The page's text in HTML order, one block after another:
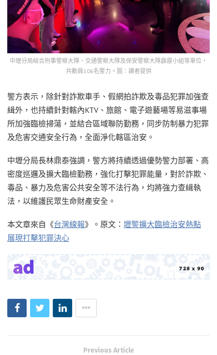
中壢分局結合刑事警察大隊、交通警察大隊及保安警察大隊霹靂小組等單位，
共動員106名警力。圖：讀者提供
警方表示，除針對詐欺車手、假網拍詐欺及毒品犯罪加強查
緝外，也持續針對轄內KTV、旅館、電子遊藝場等易滋事場
所加強臨檢掃蕩，並結合區域聯防勤務，同步防制暴力犯罪
及危害交通安全行為，全面淨化轄區治安。
中壢分局長林鼎泰強調，警方將持續透過優勢警力部署、高
密度巡邏及擴大臨檢勤務，強化打擊犯罪能量，對於詐欺、
毒品、暴力及危害公共安全等不法行為，均將強力查緝執
法，以維護民眾生命財產安全。
本文章來自《台灣線報》。原文： 壢警擴大臨檢治安熱點
展現打擊犯罪決心
Previous Article